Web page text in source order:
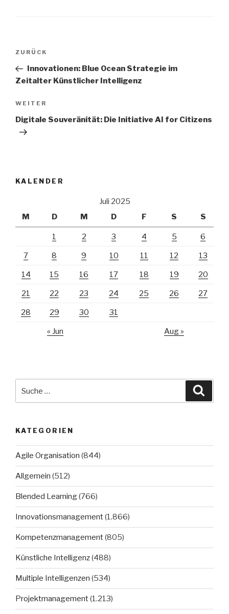
Beitrags-
Vorheriger
Beitrag
ZURÜCK
Innovationen: Blue Ocean Strategie im
Zeitalter Künstlicher Intelligenz
Nächster
Beitrag
WEITER
Digitale Souveränität: Die Initiative AI for Citizens
KALENDER
Juli 2025
M
D M D F S S
1 2 3 4 5 6
7 8 9 10 11 12 13
14 15 16 17 18 19 20
21 22 23 24 25 26 27
28 29 30 31
« Jun Aug »
KATEGORIEN
Agile Organisation (844)
Allgemein (512)
Blended Learning(766)
Innovationsmanagement(1.866)
Kompetenzmanagement(805)
Künstliche Intelligenz(488)
Multiple Intelligenzen (534)
Projektmanagement(1.213)